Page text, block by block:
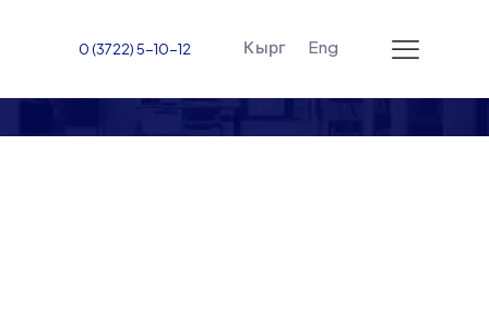
0 (3722) 5-10-12 Кырг Eng
Студенческая наука —